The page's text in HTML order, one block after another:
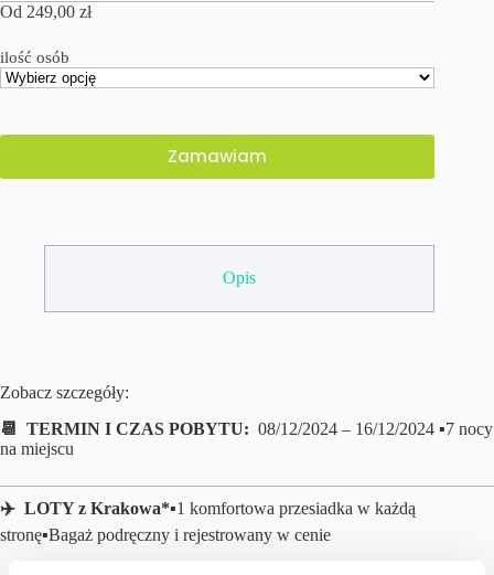
Od 249,00 zł
ilość osób
Zamawiam
Opis
Zobacz szczegóły:
📆 TERMIN I CZAS POBYTU: 08/12/2024 – 16/12/2024 ▪️7 nocy
na miejscu
✈️ LOTY z Krakowa*▪️1 komfortowa przesiadka w każdą
stronę▪️Bagaż podręczny i rejestrowany w cenie